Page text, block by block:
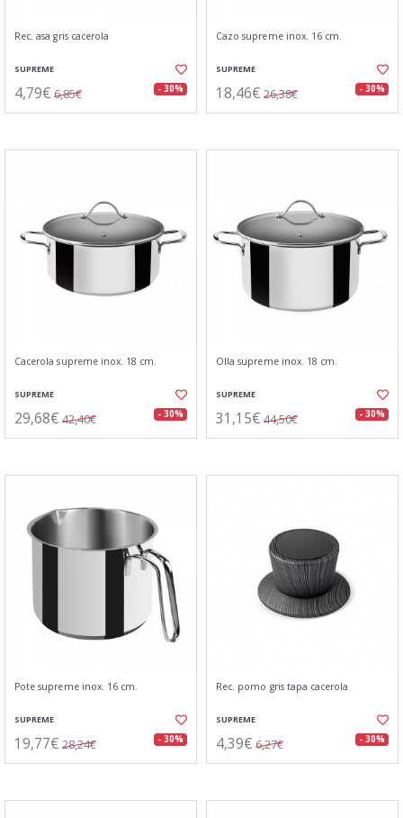
Rec. asa gris cacerola
SUPREME
4,79€ 6,85€ - 30%
Cazo supreme inox. 16 cm.
SUPREME
18,46€ 26,38€ - 30%
Cacerola supreme inox. 18 cm.
SUPREME
29,68€ 42,40€ - 30%
Olla supreme inox. 18 cm.
SUPREME
31,15€ 44,50€ - 30%
Pote supreme inox. 16 cm.
SUPREME
19,77€ 28,24€ - 30%
Rec. pomo gris tapa cacerola
SUPREME
4,39€ 6,27€ - 30%